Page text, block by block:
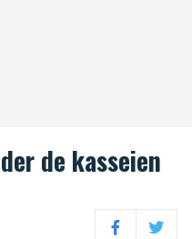
de kasseien